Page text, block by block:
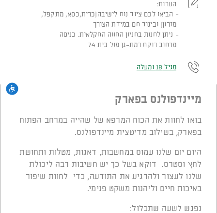
הערות:
הביאו לכם ציוד נוח לישיבה(כרית,כסא, מתקפל,
מזרון) וביגוד חם במידת הצורך
ניתן לחנות בחניון החווה החקלאית. כניסה
מרחוב רוקח רמת-גן מול בית 74
מגיל 18 ומעלה
מיינדפולנס בפארק
בואו לחוות את הכוח המרפא של שהייה במרחב הפתוח
בפארק, בשילוב מדיטצית מיינדפולנס.
היום יום שלנו עמוס במחשבות, דאגות, מטלות ותחושת
לחץ וסטרס. דוקא בשל כך יש חשיבות רבה ליכולת
שלנו לעצור ולהרגיע את התודעה, כדי לחוות שיפור
באיכות חיים וליהנות משקט פנימי.
נפגש לשעה שתכלול: